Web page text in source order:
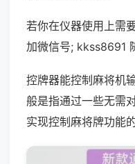
若你在仪器使用上需
加微信号; kkss8691
控牌器能控制麻将机
般是指通过一些无需
实现控制麻将牌功能